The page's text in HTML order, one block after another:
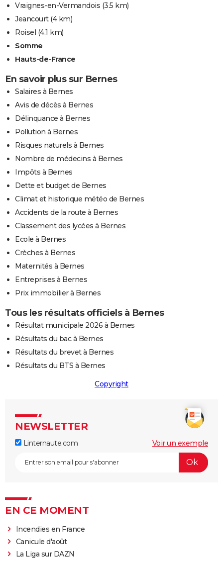
Vraignes-en-Vermandois (3.5 km)
Jeancourt(4 km)
Roisel (4.1 km)
Somme
Hauts-de-France
En savoir plus sur Bernes
Salaires à Bernes
Avis de décès à Bernes
Délinquance à Bernes
Pollution à Bernes
Risques naturels à Bernes
Nombre de médecins à Bernes
Impôts à Bernes
Dette et budget de Bernes
Climat et historique météo de Bernes
Accidents de la route à Bernes
Classement des lycées à Bernes
Ecole à Bernes
Crèches à Bernes
Maternités à Bernes
Entreprises à Bernes
Prix immobilier à Bernes
Tous les résultats officiels à Bernes
Résultat municipale 2026 à Bernes
Résultats du bac à Bernes
Résultats du brevet à Bernes
Résultats du BTS à Bernes
Copyright
NEWSLETTER
Linternaute.com Voir un exemple
EN CE MOMENT
Incendies en France
Canicule d'août
La Liga sur DAZN